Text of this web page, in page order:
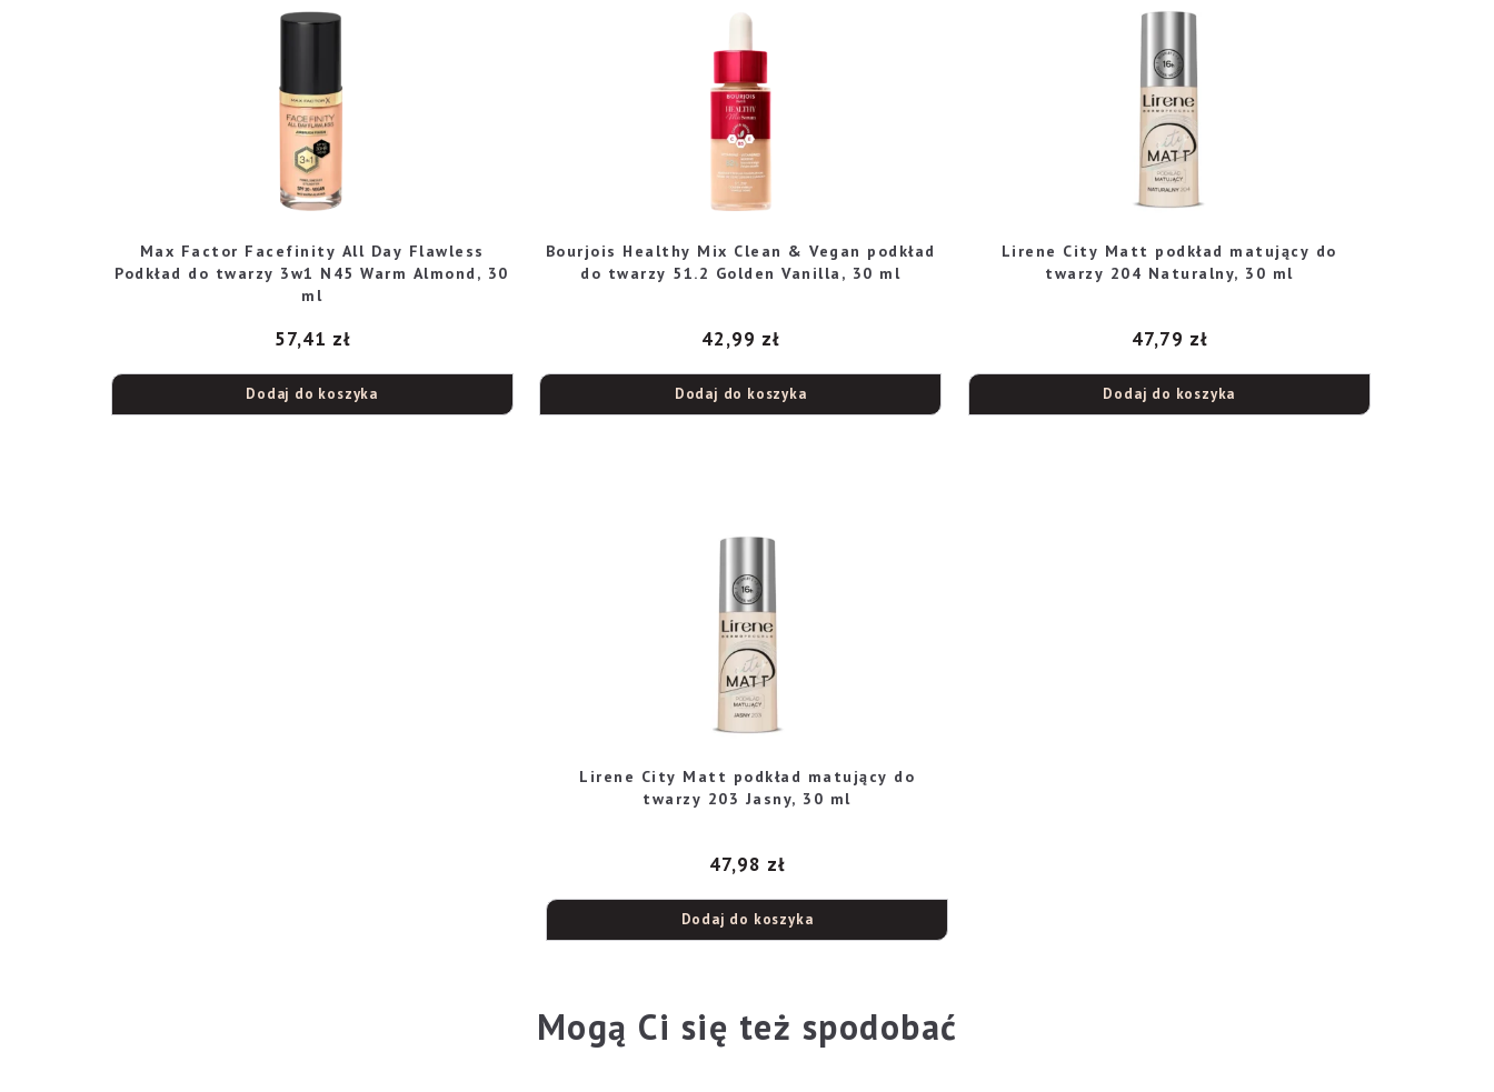
Max Factor Facefinity All Day Flawless
Podkład do twarzy 3w1 N45 Warm Almond, 30
ml
57,41 zł
Dodaj do koszyka
Bourjois Healthy Mix Clean & Vegan podkład
do twarzy 51.2 Golden Vanilla, 30 ml
42,99 zł
Dodaj do koszyka
Lirene City Matt podkład matujący do
twarzy 204 Naturalny, 30 ml
47,79 zł
Dodaj do koszyka
Lirene City Matt podkład matujący do
twarzy 203 Jasny, 30 ml
47,98 zł
Dodaj do koszyka
Mogą Ci się też spodobać